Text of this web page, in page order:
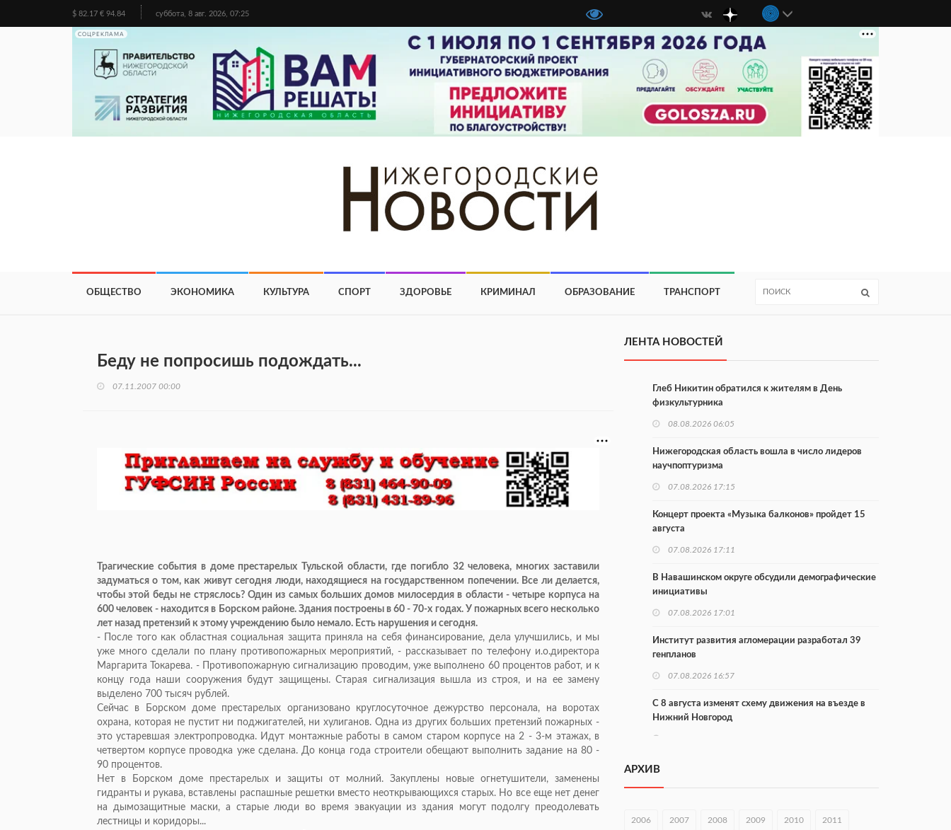
$ 82.17 € 94.84 суббота, 8 авг. 2026, 07:25
СОЦРЕКЛАМА
ОБЩЕСТВО ЭКОНОМИКА КУЛЬТУРА СПОРТ ЗДОРОВЬЕ КРИМИНАЛ ОБРАЗОВАНИЕ ТРАНСПОРТ
Беду не попросишь подождать...
07.11.2007 00:00
Трагические события в доме престарелых Тульской области, где погибло 32 человека, многих заставили
задуматься о том, как живут сегодня люди, находящиеся на государственном попечении. Все ли делается,
чтобы этой беды не стряслось? Один из самых больших домов милосердия в области - четыре корпуса на
600 человек - находится в Борском районе. Здания построены в 60 - 70-х годах. У пожарных всего несколько
лет назад претензий к этому учреждению было немало. Есть нарушения и сегодня.
- После того как областная социальная защита приняла на себя финансирование, дела улучшились, и мы
уже много сделали по плану противопожарных мероприятий, - рассказывает по телефону и.о.директора
Маргарита Токарева. - Противопожарную сигнализацию проводим, уже выполнено 60 процентов работ, и к
концу года наши сооружения будут защищены. Старая сигнализация вышла из строя, и на ее замену
выделено 700 тысяч рублей.
Сейчас в Борском доме престарелых организовано круглосуточное дежурство персонала, на воротах
охрана, которая не пустит ни поджигателей, ни хулиганов. Одна из других больших претензий пожарных -
это устаревшая электропроводка. Идут монтажные работы в самом старом корпусе на 2 - 3-м этажах, в
четвертом корпусе проводка уже сделана. До конца года строители обещают выполнить задание на 80 -
90 процентов.
Нет в Борском доме престарелых и защиты от молний. Закуплены новые огнетушители, заменены
гидранты и рукава, вставлены распашные решетки вместо неоткрывающихся старых. Но все еще нет денег
на дымозащитные маски, а старые люди во время эвакуации из здания могут подолгу преодолевать
лестницы и коридоры...
ЛЕНТА НОВОСТЕЙ
Глеб Никитин обратился к жителям в День
физкультурника
08.08.2026 06:05
Нижегородская область вошла в число лидеров
научпоптуризма
07.08.2026 17:15
Концерт проекта «Музыка балконов» пройдет 15
августа
07.08.2026 17:11
В Навашинском округе обсудили демографические
инициативы
07.08.2026 17:01
Институт развития агломерации разработал 39
генпланов
07.08.2026 16:57
С 8 августа изменят схему движения на въезде в
Нижний Новгород
В Нижегородской области прошло заседание АТК и
АРХИВ
2006 2007 2008 2009 2010 2011